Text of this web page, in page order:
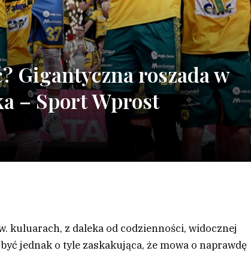
Gigantyczna roszada w
– Sport Wprost
kuluarach, z daleka od codzienności, widocznej
jednak o tyle zaskakująca, że mowa o naprawdę